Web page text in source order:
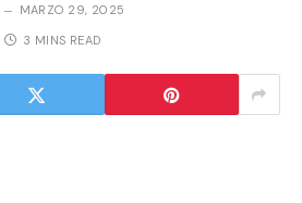
MARZO 29, 2025
3 MINS READ